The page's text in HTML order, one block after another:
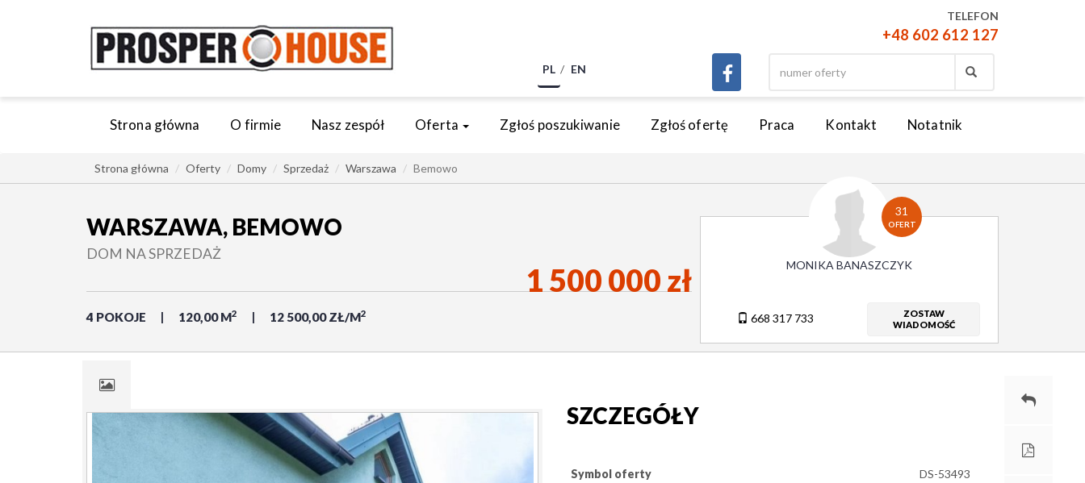
TELEFON
+48 602 612 127
PL EN
Strona główna O firmie Nasz zespół Oferta Zgłoś poszukiwanie Zgłoś ofertę Praca Kontakt Notatnik
Strona główna Oferty Domy Sprzedaż Warszawa Bemowo
WARSZAWA, BEMOWO
DOM NA SPRZEDAŻ
4 POKOJE 120,00 M2 12 500,00 ZŁ/M2
1 500 000 zł
31
OFERT
MONIKA BANASZCZYK
668 317 733
ZOSTAW
WIADOMOŚĆ
SZCZEGÓŁY
Symbol oferty DS-53493